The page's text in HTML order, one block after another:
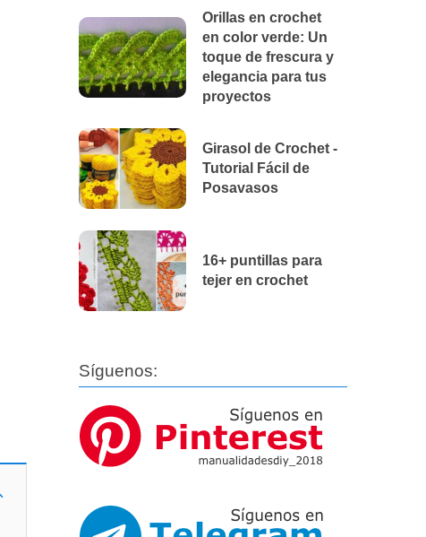
Orillas en crochet
en color verde: Un
toque de frescura y
elegancia para tus
proyectos
Girasol de Crochet -
Tutorial Fácil de
Posavasos
16+ puntillas para
tejer en crochet
Síguenos: